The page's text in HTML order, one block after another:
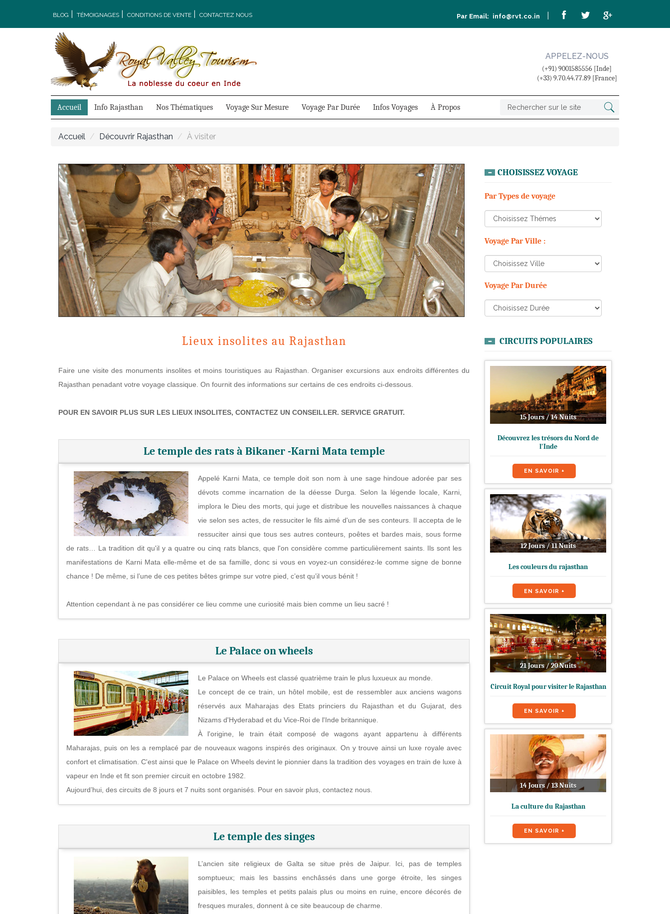
BLOG TÉMOIGNAGES CONDITIONS DE VENTE CONTACTEZ NOUS Par Email: info@rvt.co.in
APPELEZ-NOUS
(+91) 9001585556 [Inde]
(+33) 9.70.44.77.89 [France]
Accueil Info Rajasthan Nos Thématiques Voyage Sur Mesure Voyage Par Durée Infos Voyages À Propos
Accueil Découvrir Rajasthan À visiter
Lieux insolites au Rajasthan
Faire une visite des monuments insolites et moins touristiques au Rajasthan. Organiser excursions aux endroits différentes du
Rajasthan penadant votre voyage classique. On fournit des informations sur certains de ces endroits ci-dessous.
POUR EN SAVOIR PLUS SUR LES LIEUX INSOLITES, CONTACTEZ UN CONSEILLER. SERVICE GRATUIT.
Le temple des rats à Bikaner -Karni Mata temple
Appelé Karni Mata, ce temple doit son nom à une sage hindoue adorée par ses
dévots comme incarnation de la déesse Durga. Selon la légende locale, Karni,
implora le Dieu des morts, qui juge et distribue les nouvelles naissances à chaque
vie selon ses actes, de ressuciter le fils aimé d'un de ses conteurs. Il accepta de le
ressuciter ainsi que tous ses autres conteurs, poêtes et bardes mais, sous forme
de rats… La tradition dit qu'il y a quatre ou cinq rats blancs, que l'on considère comme particulièrement saints. Ils sont les
manifestations de Karni Mata elle-même et de sa famille, donc si vous en voyez-un considérez-le comme signe de bonne
chance ! De même, si l’une de ces petites bêtes grimpe sur votre pied, c’est qu’il vous bénit !
Attention cependant à ne pas considérer ce lieu comme une curiosité mais bien comme un lieu sacré !
Le Palace on wheels
Le Palace on Wheels est classé quatrième train le plus luxueux au monde.
Le concept de ce train, un hôtel mobile, est de ressembler aux anciens wagons
réservés aux Maharajas des Etats princiers du Rajasthan et du Gujarat, des
Nizams d'Hyderabad et du Vice-Roi de l'Inde britannique.
À l'origine, le train était composé de wagons ayant appartenu à différents
Maharajas, puis on les a remplacé par de nouveaux wagons inspirés des originaux. On y trouve ainsi un luxe royale avec
confort et climatisation. C'est ainsi que le Palace on Wheels devint le pionnier dans la tradition des voyages en train de luxe à
vapeur en Inde et fit son premier circuit en octobre 1982.
Aujourd’hui, des circuits de 8 jours et 7 nuits sont organisés. Pour en savoir plus, contactez nous.
Le temple des singes
L’ancien site religieux de Galta se situe près de Jaipur. Ici, pas de temples
somptueux; mais les bassins enchâssés dans une gorge étroite, les singes
paisibles, les temples et petits palais plus ou moins en ruine, encore décorés de
fresques murales, donnent à ce site beaucoup de charme.
CHOISISSEZ VOYAGE
Par Types de voyage
Voyage Par Ville :
Voyage Par Durée
CIRCUITS POPULAIRES
15 Jours / 14 Nuits
Découvrez les trésors du Nord de
l'Inde
EN SAVOIR +
12 Jours / 11 Nuits
Les couleurs du rajasthan
EN SAVOIR +
21 Jours / 20 Nuits
Circuit Royal pour visiter le Rajasthan
EN SAVOIR +
14 Jours / 13 Nuits
La culture du Rajasthan
EN SAVOIR +